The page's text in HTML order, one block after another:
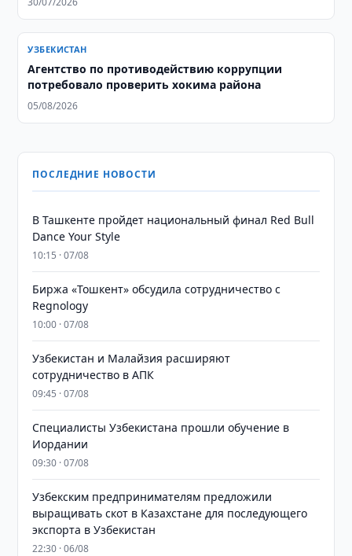
УЗБЕКИСТАН
Агентство по противодействию коррупции
потребовало проверить хокима района
05/08/2026
ПОСЛЕДНИЕ НОВОСТИ
В Ташкенте пройдет национальный финал Red Bull
Dance Your Style
10:15 · 07/08
Биржа «Тошкент» обсудила сотрудничество с
Regnology
10:00 · 07/08
Узбекистан и Малайзия расширяют
сотрудничество в АПК
09:45 · 07/08
Специалисты Узбекистана прошли обучение в
Иордании
09:30 · 07/08
Узбекским предпринимателям предложили
выращивать скот в Казахстане для последующего
экспорта в Узбекистан
22:30 · 06/08